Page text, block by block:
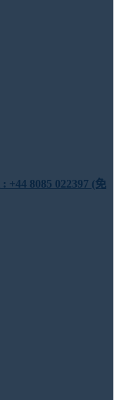
+44 8085 022397 (免